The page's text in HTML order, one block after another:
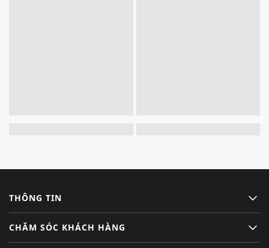
THÔNG TIN
CHĂM SÓC KHÁCH HÀNG